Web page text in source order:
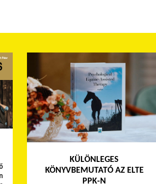
KÜLÖNLEGES
KÖNYVBEMUTATÓ AZ ELTE
PPK-N